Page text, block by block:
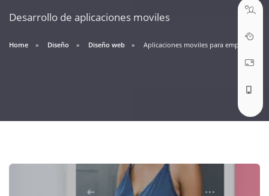
Desarrollo de aplicaciones moviles
Home Diseño Diseño web Aplicaciones moviles para empresas
ABRIR TICKET